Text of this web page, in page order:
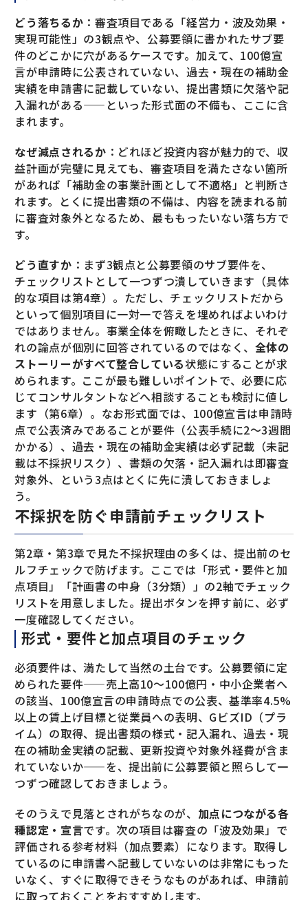
どう落ちるか ：審査項目である「経営力・波及効果・
実現可能性」の3観点や、公募要領に書かれたサブ要
件のどこかに穴があるケースです。加えて、100億宣
言が申請時に公表されていない、過去・現在の補助金
実績を申請書に記載していない、提出書類に欠落や記
入漏れがある——といった形式面の不備も、ここに含
まれます。
なぜ減点されるか ：どれほど投資内容が魅力的で、収
益計画が完璧に見えても、審査項目を満たさない箇所
があれば「補助金の事業計画として不適格」と判断さ
れます。とくに提出書類の不備は、内容を読まれる前
に審査対象外となるため、最ももったいない落ち方で
す。
どう直すか ：まず3観点と公募要領のサブ要件を、
チェックリストとして一つずつ潰していきます（具体
的な項目は第4章）。ただし、チェックリストだから
といって個別項目に一対一で答えを埋めればよいわけ
ではありません。事業全体を俯瞰したときに、それぞ
れの論点が個別に回答されているのではなく、 全体の
ストーリーがすべて整合している状態にすることが求
められます。ここが最も難しいポイントで、必要に応
じてコンサルタントなどへ相談することも検討に値し
ます（第6章）。なお形式面では、100億宣言は申請時
点で公表済みであることが要件（公表手続に2〜3週間
かかる）、過去・現在の補助金実績は必ず記載（未記
載は不採択リスク）、書類の欠落・記入漏れは即審査
対象外、という3点はとくに先に潰しておきましょ
う。
不採択を防ぐ申請前チェックリスト
第2章・第3章で見た不採択理由の多くは、提出前のセ
ルフチェックで防げます。ここでは「形式・要件と加
点項目」「計画書の中身（3分類）」の2軸でチェック
リストを用意しました。提出ボタンを押す前に、必ず
一度確認してください。
形式・要件と加点項目のチェック
必須要件は、満たして当然の土台です。公募要領に定
められた要件——売上高10〜100億円・中小企業者へ
の該当、100億宣言の申請時点での公表、基準率4.5%
以上の賃上げ目標と従業員への表明、GビズID（プラ
イム）の取得、提出書類の様式・記入漏れ、過去・現
在の補助金実績の記載、更新投資や対象外経費が含ま
れていないか——を、提出前に公募要領と照らして一
つずつ確認しておきましょう。
そのうえで見落とされがちなのが、 加点につながる各
種認定・宣言です。次の項目は審査の「波及効果」で
評価される参考材料（加点要素）になります。取得し
ているのに申請書へ記載していないのは非常にもった
いなく、すぐに取得できそうなものがあれば、申請前
に取っておくことをおすすめします。